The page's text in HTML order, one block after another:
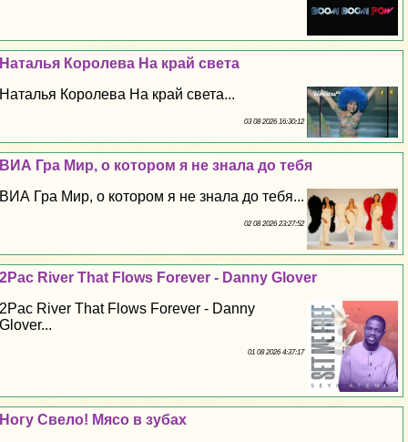
Наталья Королева На край света
Наталья Королева На край света...
03 08 2026 16:30:12
ВИА Гра Мир, о котором я не знала до тебя
ВИА Гра Мир, о котором я не знала до тебя...
02 08 2026 23:27:52
2Pac River That Flows Forever - Danny Glover
2Pac River That Flows Forever - Danny
Glover...
01 08 2026 4:37:17
Ногу Свело! Мясо в зубах